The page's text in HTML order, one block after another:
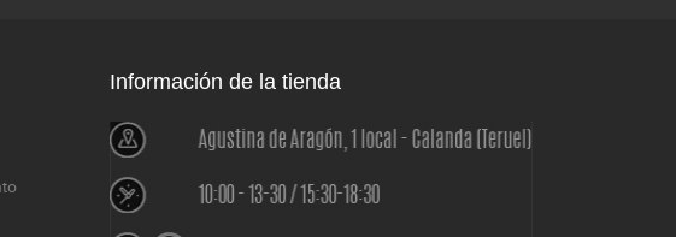
Información de la tienda